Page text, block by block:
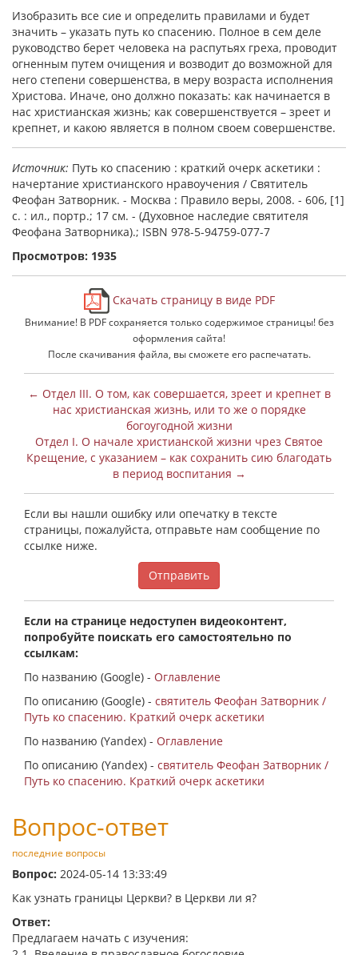
Изобразить все сие и определить правилами и будет
значить – указать путь ко спасению. Полное в сем деле
руководство берет человека на распутьях греха, проводит
огненным путем очищения и возводит до возможной для
него степени совершенства, в меру возраста исполнения
Христова. Иначе, оно должно показать: как начинается в
нас христианская жизнь; как совершенствуется – зреет и
крепнет, и какою является в полном своем совершенстве.
Источник: Путь ко спасению : краткий очерк аскетики :
начертание христианского нравоучения / Святитель
Феофан Затворник. - Москва : Правило веры, 2008. - 606, [1]
с. : ил., портр.; 17 см. - (Духовное наследие святителя
Феофана Затворника).; ISBN 978-5-94759-077-7
Просмотров: 1935
Скачать страницу в виде PDF
Внимание! В PDF сохраняется только содержимое страницы! без
оформления сайта!
После скачивания файла, вы сможете его распечатать.
← Отдел III. О том, как совершается, зреет и крепнет в
нас христианская жизнь, или то же о порядке
богоугодной жизни
Отдел I. О начале христианской жизни чрез Святое
Крещение, с указанием – как сохранить сию благодать
в период воспитания →
Если вы нашли ошибку или опечатку в тексте
страницы, пожалуйста, отправьте нам сообщение по
ссылке ниже.
Отправить
Если на странице недоступен видеоконтент,
попробуйте поискать его самостоятельно по
ссылкам:
По названию (Google) - Оглавление
По описанию (Google) - святитель Феофан Затворник /
Путь ко спасению. Краткий очерк аскетики
По названию (Yandex) - Оглавление
По описанию (Yandex) - святитель Феофан Затворник /
Путь ко спасению. Краткий очерк аскетики
Вопрос-ответ
последние вопросы
Вопрос: 2024-05-14 13:33:49
Как узнать границы Церкви? в Церкви ли я?
Ответ:
Предлагаем начать с изучения: